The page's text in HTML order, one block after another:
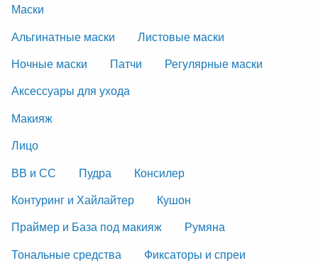
Маски
Альгинатные маски
Листовые маски
Ночные маски
Патчи
Регулярные маски
Аксессуары для ухода
Макияж
Лицо
ВВ и СС
Пудра
Консилер
Контуринг и Хайлайтер
Кушон
Праймер и База под макияж
Румяна
Тональные средства
Фиксаторы и спреи